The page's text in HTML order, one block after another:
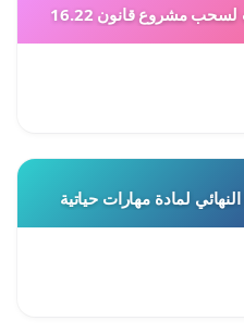
مشروع قانون 16.22
لمادة مهارات حياتية